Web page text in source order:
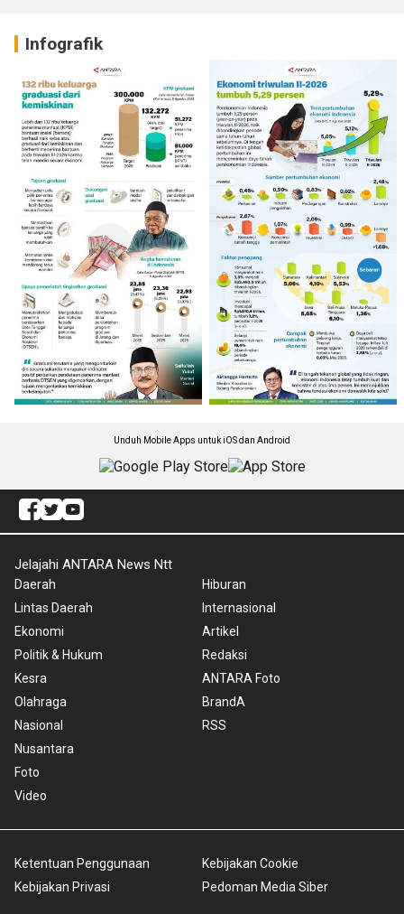
Infografik
Unduh Mobile Apps untuk iOS dan Android
Jelajahi ANTARA News Ntt
Daerah
Lintas Daerah
Ekonomi
Politik & Hukum
Kesra
Olahraga
Nasional
Nusantara
Foto
Video
Hiburan
Internasional
Artikel
Redaksi
ANTARA Foto
BrandA
RSS
Ketentuan Penggunaan
Kebijakan Privasi
Kebijakan Cookie
Pedoman Media Siber